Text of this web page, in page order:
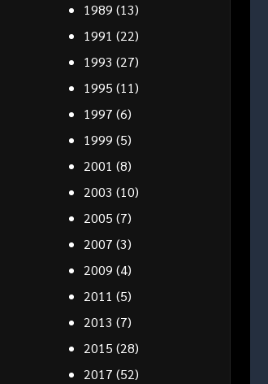
1989 (13)
1991 (22)
1993 (27)
1995 (11)
1997 (6)
1999 (5)
2001 (8)
2003 (10)
2005 (7)
2007 (3)
2009 (4)
2011 (5)
2013 (7)
2015 (28)
2017 (52)